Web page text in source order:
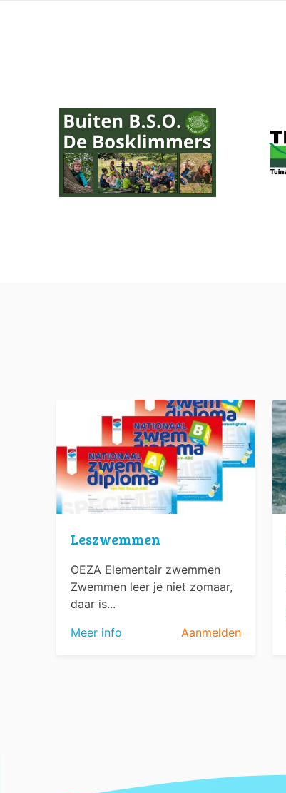
Leszwemmen
OEZA Elementair zwemmen
Zwemmen leer je niet zomaar,
daar is...
Meer info
Aanmelden